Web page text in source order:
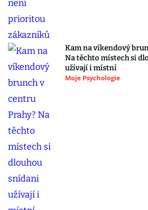
Kam na víkendový
Na těchto místech si
užívají i místní
Moje Psychologie